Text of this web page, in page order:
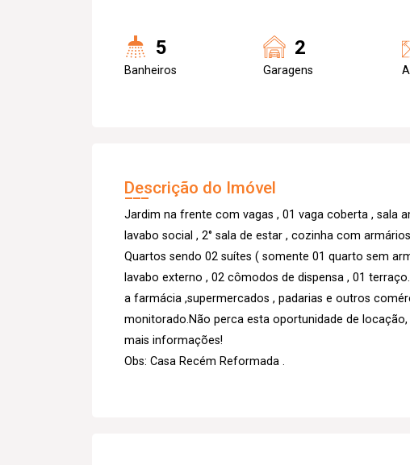
5
Banheiros
2
Garagens
Descrição do Imóvel
Jardim na frente com vagas , 01 vaga coberta , sala
lavabo social , 2° sala de estar , cozinha com
Quartos sendo 02 suítes ( somente 01 quarto sem
lavabo externo , 02 cômodos de dispensa , 01
a farmácia ,supermercados , padarias e outros
monitorado.Não perca esta oportunidade de
mais informações!
Obs: Casa Recém Reformada .